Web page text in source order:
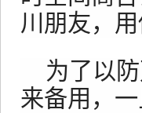
川朋友，用
为了以
来备用，